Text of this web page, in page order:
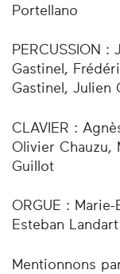
Portellano
PERCUSSION
Gastinel,
Gastinel, Julien
CLAVIER :
Olivier Chauzu,
Guillot
ORGUE :
Esteban Landart
Mentionnons